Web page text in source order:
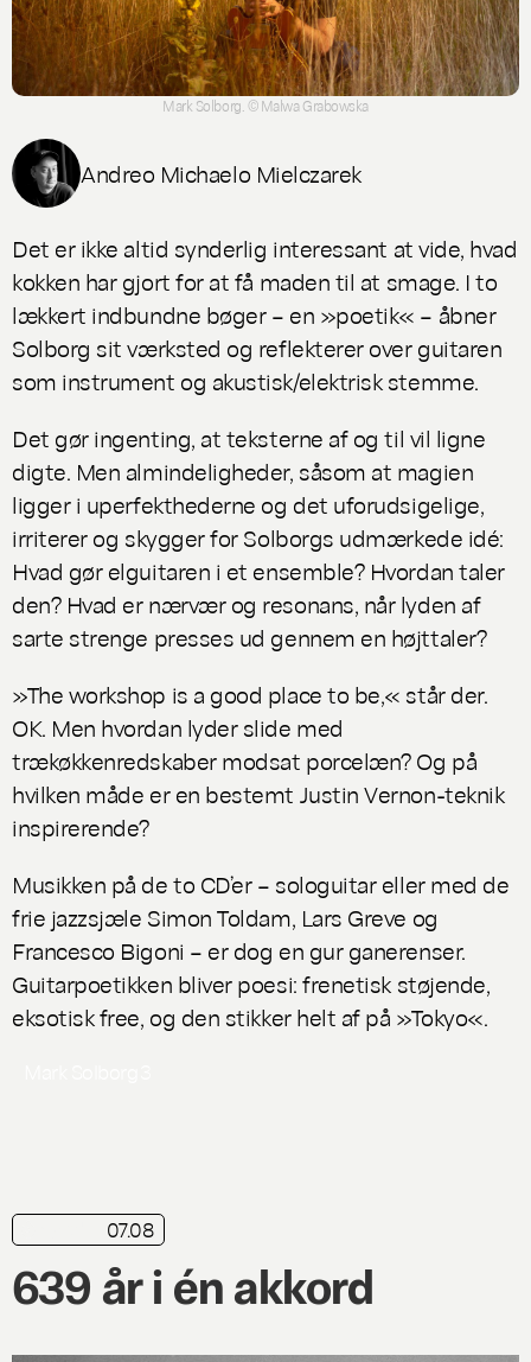
Mark Solborg. © Malwa Grabowska
Andreo Michaelo Mielczarek
Det er ikke altid synderlig interessant at vide, hvad
kokken har gjort for at få maden til at smage. I to
lækkert indbundne bøger – en »poetik« – åbner
Solborg sit værksted og reflekterer over guitaren
som instrument og akustisk/elektrisk stemme.
Det gør ingenting, at teksterne af og til vil ligne
digte. Men almindeligheder, såsom at magien
ligger i uperfekthederne og det uforudsigelige,
irriterer og skygger for Solborgs udmærkede idé:
Hvad gør elguitaren i et ensemble? Hvordan taler
den? Hvad er nærvær og resonans, når lyden af
sarte strenge presses ud gennem en højttaler?
»The workshop is a good place to be,« står der.
OK. Men hvordan lyderslide med
trækøkkenredskaber modsat porcelæn? Og på
hvilken måde er en bestemt Justin Vernon-teknik
inspirerende?
Musikken på de to CD’er – sologuitar eller med de
frie jazzsjæle Simon Toldam, Lars Greve og
Francesco Bigoni – er dog en gurganerenser.
Guitarpoetikken bliver poesi: frenetisk støjende,
eksotisk free, og den stikker helt af på »Tokyo«.
07.08
639 år i én akkord